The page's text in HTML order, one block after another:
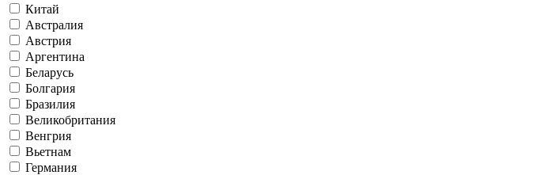
Китай
Австралия
Австрия
Аргентина
Беларусь
Болгария
Бразилия
Великобритания
Венгрия
Вьетнам
Германия